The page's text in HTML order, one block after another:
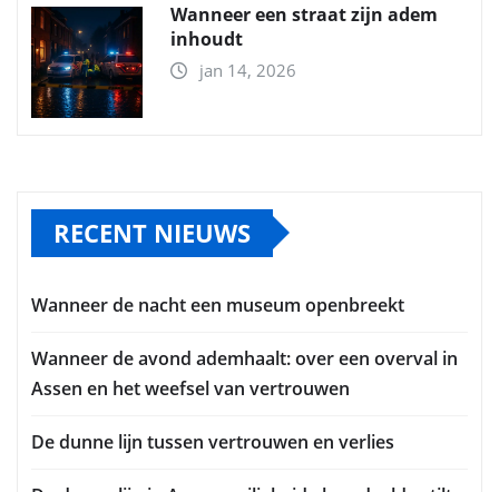
Wanneer een straat zijn adem
inhoudt
jan 14, 2026
RECENT NIEUWS
Wanneer de nacht een museum openbreekt
Wanneer de avond ademhaalt: over een overval in
Assen en het weefsel van vertrouwen
De dunne lijn tussen vertrouwen en verlies